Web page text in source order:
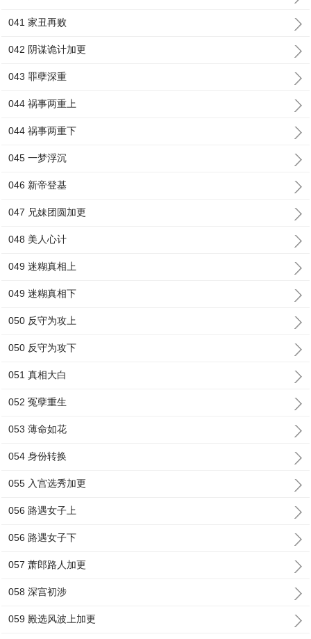
041 家丑再败
042 阴谋诡计加更
043 罪孽深重
044 祸事两重上
044 祸事两重下
045 一梦浮沉
046 新帝登基
047 兄妹团圆加更
048 美人心计
049 迷糊真相上
049 迷糊真相下
050 反守为攻上
050 反守为攻下
051 真相大白
052 冤孽重生
053 薄命如花
054 身份转换
055 入宫选秀加更
056 路遇女子上
056 路遇女子下
057 萧郎路人加更
058 深宫初涉
059 殿选风波上加更